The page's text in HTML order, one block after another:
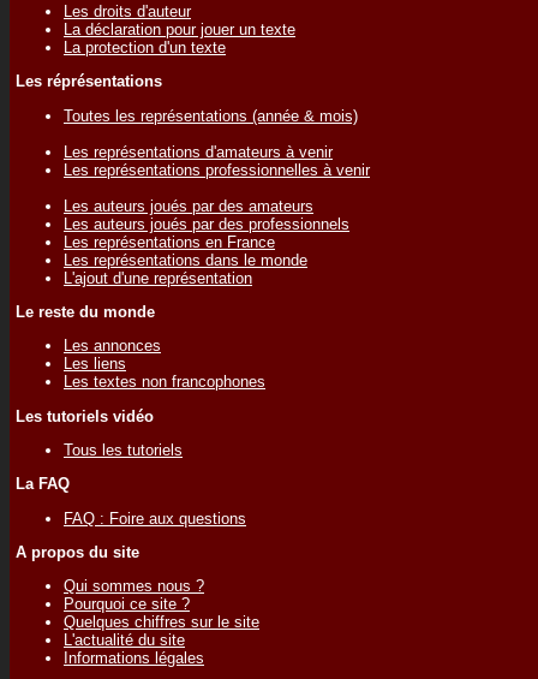
Les droits d'auteur
La déclaration pour jouer un texte
La protection d'un texte
Les réprésentations
Toutes les représentations (année & mois)
Les représentations d'amateurs à venir
Les représentations professionnelles à venir
Les auteurs joués par des amateurs
Les auteurs joués par des professionnels
Les représentations en France
Les représentations dans le monde
L'ajout d'une représentation
Le reste du monde
Les annonces
Les liens
Les textes non francophones
Les tutoriels vidéo
Tous les tutoriels
La FAQ
FAQ : Foire aux questions
A propos du site
Qui sommes nous ?
Pourquoi ce site ?
Quelques chiffres sur le site
L'actualité du site
Informations légales